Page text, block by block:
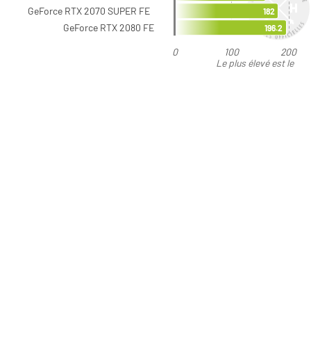
Le plus élevé est le
0 100 200
GeForce RTX 2070 SUPER FE
GeForce RTX 2080 FE
182
196.2